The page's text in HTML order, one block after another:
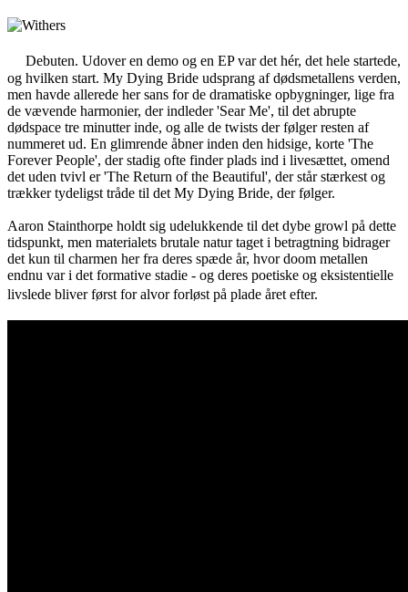
Debuten. Udover en demo og en EP var det hér, det hele startede,
og hvilken start. My Dying Bride udsprang af dødsmetallens verden,
men havde allerede her sans for de dramatiske opbygninger, lige fra
de vævende harmonier, der indleder 'Sear Me', til det abrupte
dødspace tre minutter inde, og alle de twists der følger resten af
nummeret ud. En glimrende åbner inden den hidsige, korte 'The
Forever People', der stadig ofte finder plads ind i livesættet, omend
det uden tvivl er 'The Return of the Beautiful', der står stærkest og
trækker tydeligst tråde til det My Dying Bride, der følger.
Aaron Stainthorpe holdt sig udelukkende til det dybe growl på dette
tidspunkt, men materialets brutale natur taget i betragtning bidrager
det kun til charmen her fra deres spæde år, hvor doom metallen
endnu var i det formative stadie - og deres poetiske og eksistentielle
livslede bliver først for alvor forløst på plade året efter.